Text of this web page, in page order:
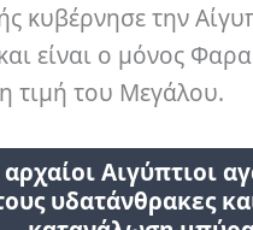
κυβέρνησε την
είναι ο μόνος
τιμή του Μεγάλου.
Αιγύπτιοι
υδατάνθρακες